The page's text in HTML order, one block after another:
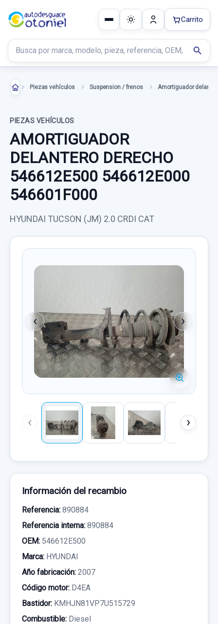
Buscar productos
search
Carrito
Piezas vehículos Suspension / frenos
PIEZAS VEHÍCULOS
AMORTIGUADOR
DELANTERO DERECHO
546612E500 546612E000
546601F000
HYUNDAI TUCSON (JM) 2.0 CRDI CAT
‹ ›
‹ ›
Información del recambio
Referencia: 890884
Referencia interna: 890884
OEM: 546612E500
Marca: HYUNDAI
Año fabricación: 2007
Código motor: D4EA
Bastidor: KMHJN81VP7U515729
Combustible: Diesel